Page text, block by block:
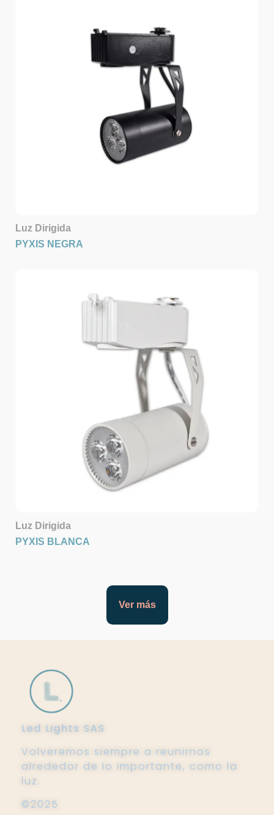
Luz Dirigida
PYXIS NEGRA
Luz Dirigida
PYXIS BLANCA
Ver más
Led Lights SAS
Volveremos siempre a reunirnos
alrededor de lo importante, como la
luz.
©2025